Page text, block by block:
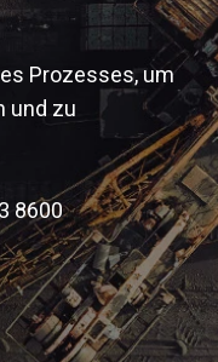
Prozesses, um
und zu
8600